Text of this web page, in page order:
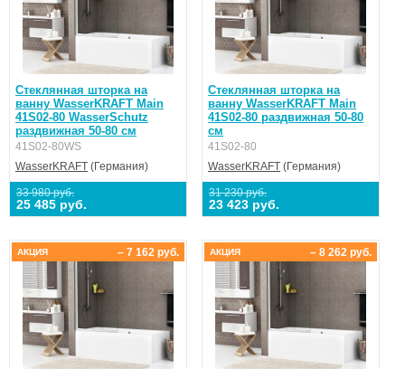
Стеклянная шторка на
ванну WasserKRAFT Main
41S02-80 WasserSchutz
раздвижная 50-80 см
41S02-80WS
WasserKRAFT (Германия)
33 980 руб.
25 485 руб.
Стеклянная шторка на
ванну WasserKRAFT Main
41S02-80 раздвижная 50-80
см
41S02-80
WasserKRAFT (Германия)
31 230 руб.
23 423 руб.
– 7 162 руб.
АКЦИЯ – 8 262 руб.
АКЦИЯ